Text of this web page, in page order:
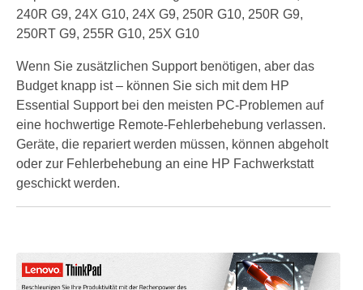
240R G9, 24X G10, 24X G9, 250R G10, 250R G9,
250RT G9, 255R G10, 25X G10
Wenn Sie zusätzlichen Support benötigen, aber das
Budget knapp ist – können Sie sich mit dem HP
Essential Support bei den meisten PC-Problemen auf
eine hochwertige Remote-Fehlerbehebung verlassen.
Geräte, die repariert werden müssen, können abgeholt
oder zur Fehlerbehebung an eine HP Fachwerkstatt
geschickt werden.